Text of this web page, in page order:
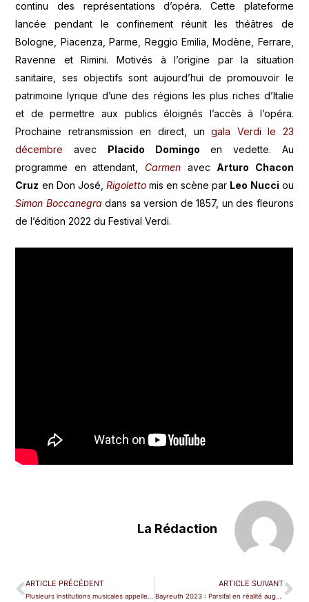
continu des représentations d’opéra. Cette plateforme
lancée pendant le confinement réunit les théâtres de
Bologne, Piacenza, Parme, Reggio Emilia, Modène, Ferrare,
Ravenne et Rimini. Motivés à l’origine par la situation
sanitaire, ses objectifs sont aujourd’hui de promouvoir le
patrimoine lyrique d’une des régions les plus riches d’Italie
et de permettre aux publics éloignés l’accès à l’opéra.
Prochaine retransmission en direct, ungala Verdi le 23
décembre avec Placido Domingo en vedette. Au
programme en attendant, Carmen avec Arturo Chacon
Cruz en Don José, Rigolettomis en scène par Leo Nucci ou
Simon Boccanegra dans sa version de 1857, un des fleurons
de l’édition 2022 du Festival Verdi.
La Rédaction
ARTICLE PRÉCÉDENT
Plusieurs institutions musicales appellent au secours
ARTICLE SUIVANT
Bayreuth 2023 : Parsifal en réalité augmentée